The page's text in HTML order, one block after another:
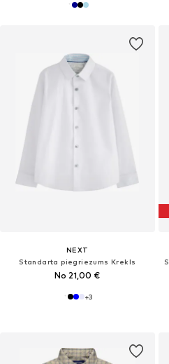
NEXT
Standarta piegriezums Krekls
No 21,00 €
+3